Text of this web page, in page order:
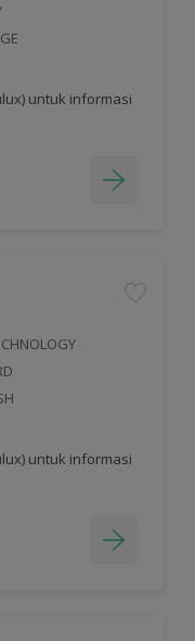
untuk informasi
untuk informasi